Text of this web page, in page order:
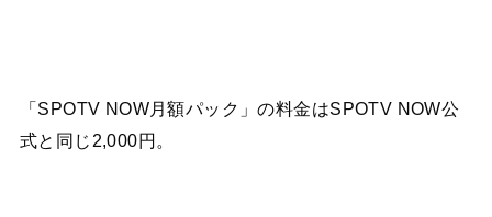
「SPOTV NOW月額パック」の料金はSPOTV NOW公
式と同じ2,000円。